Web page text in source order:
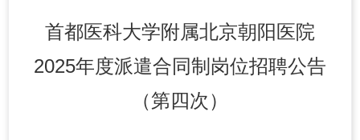
首都医科大学附属北京朝阳医院
2025年度派遣合同制岗位招聘公告
（第四次）